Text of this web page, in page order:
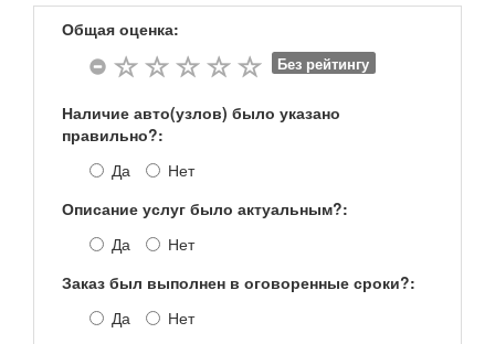
Общая оценка:
Без рейтингу
Наличие авто(узлов) было указано
правильно?:
Да
Нет
Описание услуг было актуальным?:
Да
Нет
Заказ был выполнен в оговоренные сроки?:
Да
Нет